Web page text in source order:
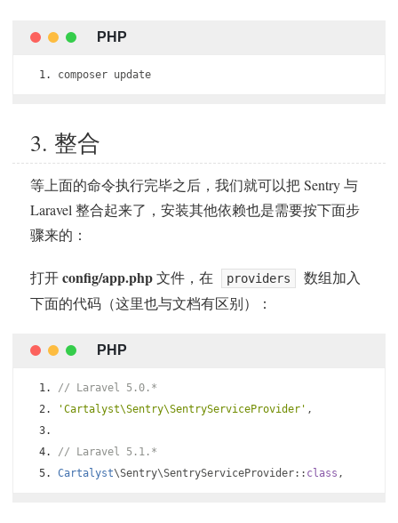
composer update
3. 整合
等上面的命令执行完毕之后，我们就可以把 Sentry 与
Laravel 整合起来了，安装其他依赖也是需要按下面步
骤来的：
打开config/app.php文件，在 providers
数组加入
下面的代码（这里也与文档有区别）：
// Laravel 5.0.*
'Cartalyst\Sentry\SentryServiceProvider' ,
// Laravel 5.1.*
Cartalyst\Sentry\SentryServiceProvider:: class ,